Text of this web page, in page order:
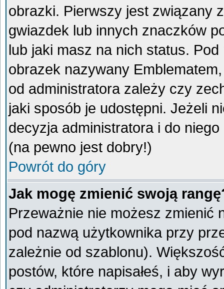
obrazki. Pierwszy jest związany
gwiazdek lub innych znaczków
lub jaki masz na nich status.
obrazek nazywany
od administratora zależy czy
jaki sposób je udostępni. Jeżeli
decyzja administratora i do
(na pewno jest dobry!)
Powrót do góry
Jak mogę zmienić swoją
Przeważnie nie możesz zmienić
pod nazwą użytkownika przy
zależnie od szablonu).
postów, które napisałeś, i aby